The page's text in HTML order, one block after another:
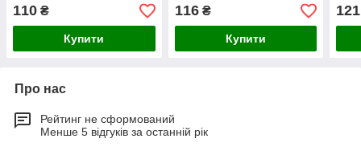
110 ₴
Купити
116₴
Купити
121
Про нас
Рейтинг не сформований
Менше 5 відгуків за останній рік